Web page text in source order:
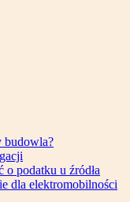
budowla?
o podatku u źródła
dla elektromobilności